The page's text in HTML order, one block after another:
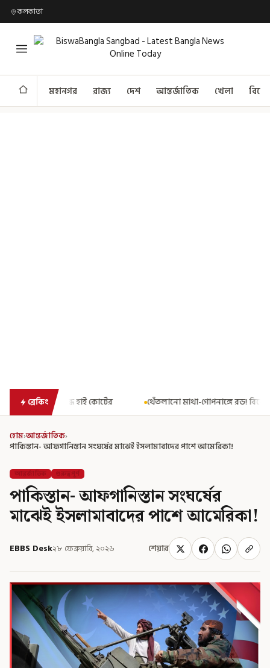
কলকাতা
মহানগর রাজ্য দেশ আন্তর্জাতিক খেলা
ব্রেকিংথেঁতলানো মাথা-গোপনাঙ্গে রড! বিজেপিশাসিত অসমে নাবালিকার
হোম›আন্তর্জাতিক›
পাকিস্তান- আফগানিস্তান সংঘর্ষের মাঝেই ইসলামাবাদের পাশে আমেরিকা!
আন্তর্জাতিক গুরুত্বপূর্ণ
পাকিস্তান- আফগানিস্তান সংঘর্ষের
মাঝেই ইসলামাবাদের পাশে আমেরিকা!
EBBS Desk২৮ ফেব্রুয়ারি, ২০২৬ শেয়ার